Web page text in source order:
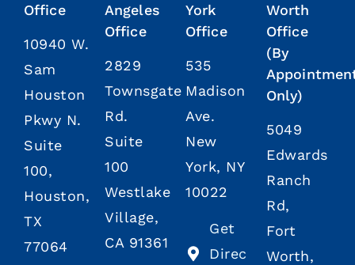
Office
10940 W.
Sam
Houston
Pkwy N.
Suite
100,
Houston,
TX
77064
Angeles
Office
2829
Townsgate
Rd.
Suite
100
Westlake
Village,
CA 91361
York
Office
535
Madison
Ave.
New
York, NY
10022
Get
Direc
Worth
Office
(By
Only)
5049
Edwards
Ranch
Rd,
Fort
Worth,